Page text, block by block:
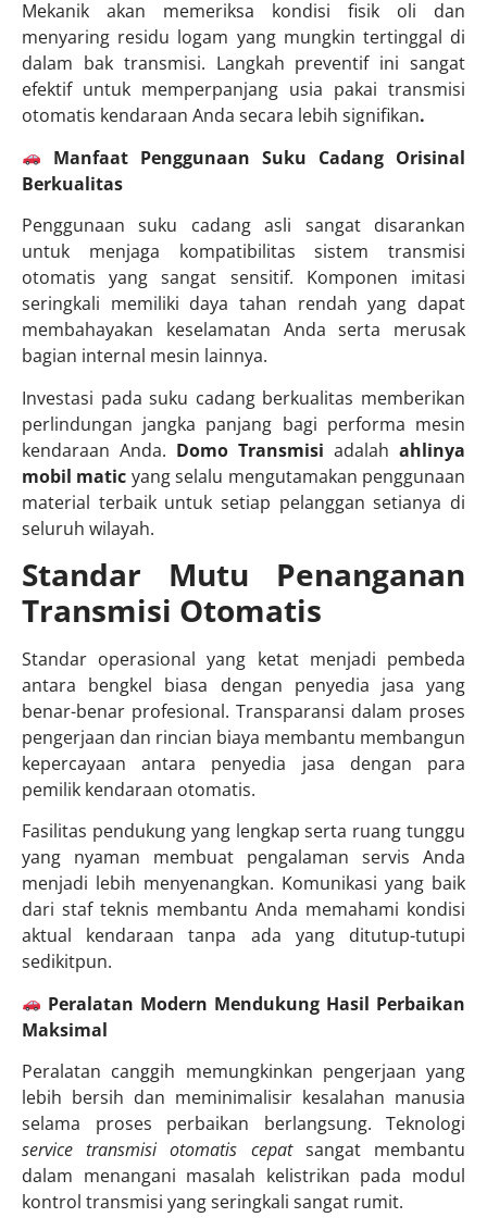
Mekanik akan memeriksa kondisi fisik oli dan
menyaring residu logam yang mungkin tertinggal di
dalam bak transmisi. Langkah preventif ini sangat
efektif untuk memperpanjang usia pakai transmisi
otomatis kendaraan Anda secara lebih signifikan.
Manfaat Penggunaan Suku Cadang Orisinal
Berkualitas
Penggunaan suku cadang asli sangat disarankan
untuk menjaga kompatibilitas sistem transmisi
otomatis yang sangat sensitif. Komponen imitasi
seringkali memiliki daya tahan rendah yang dapat
membahayakan keselamatan Anda serta merusak
bagian internal mesin lainnya.
Investasi pada suku cadang berkualitas memberikan
perlindungan jangka panjang bagi performa mesin
kendaraan Anda. Domo Transmisi adalah ahlinya
mobil matic yang selalu mengutamakan penggunaan
material terbaik untuk setiap pelanggan setianya di
seluruh wilayah.
Standar Mutu Penanganan
Transmisi Otomatis
Standar operasional yang ketat menjadi pembeda
antara bengkel biasa dengan penyedia jasa yang
benar-benar profesional. Transparansi dalam proses
pengerjaan dan rincian biaya membantu membangun
kepercayaan antara penyedia jasa dengan para
pemilik kendaraan otomatis.
Fasilitas pendukung yang lengkap serta ruang tunggu
yang nyaman membuat pengalaman servis Anda
menjadi lebih menyenangkan. Komunikasi yang baik
dari staf teknis membantu Anda memahami kondisi
aktual kendaraan tanpa ada yang ditutup-tutupi
sedikitpun.
Peralatan Modern Mendukung Hasil Perbaikan
Maksimal
Peralatan canggih memungkinkan pengerjaan yang
lebih bersih dan meminimalisir kesalahan manusia
selama proses perbaikan berlangsung. Teknologi
service transmisi otomatis cepatsangat membantu
dalam menangani masalah kelistrikan pada modul
kontrol transmisi yang seringkali sangat rumit.